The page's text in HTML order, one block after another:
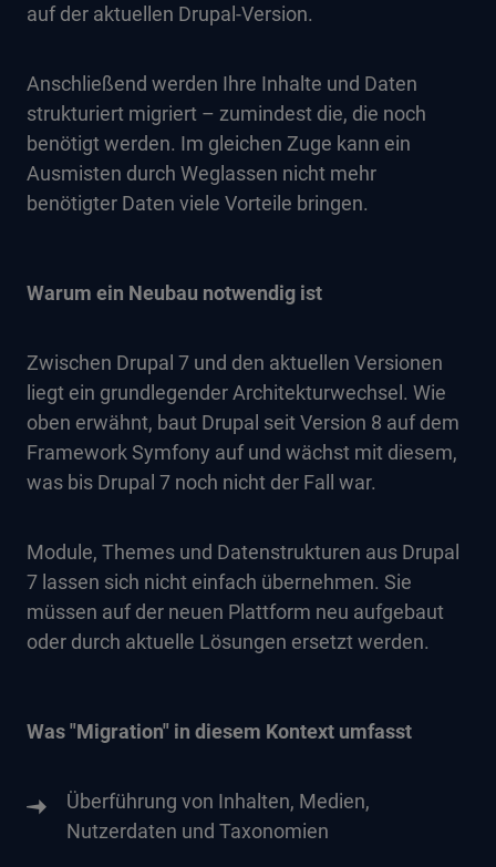
auf der aktuellen Drupal-Version.
Anschließend werden Ihre Inhalte und Daten
strukturiert migriert – zumindest die, die noch
benötigt werden. Im gleichen Zuge kann ein
Ausmisten durch Weglassen nicht mehr
benötigter Daten viele Vorteile bringen.
Warum ein Neubau notwendig ist
Zwischen Drupal 7 und den aktuellen Versionen
liegt ein grundlegender Architekturwechsel. Wie
oben erwähnt, baut Drupal seit Version 8 auf dem
Framework Symfony auf und wächst mit diesem,
was bis Drupal 7 noch nicht der Fall war.
Module, Themes und Datenstrukturen aus Drupal
7 lassen sich nicht einfach übernehmen. Sie
müssen auf der neuen Plattform neu aufgebaut
oder durch aktuelle Lösungen ersetzt werden.
Was "Migration" in diesem Kontext umfasst
Überführung von Inhalten, Medien,
Nutzerdaten und Taxonomien